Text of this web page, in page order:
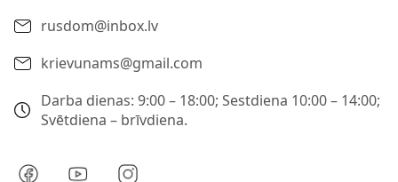
rusdom@inbox.lv
krievunams@gmail.com
Darba dienas: 9:00 – 18:00; Sestdiena 10:00 – 14:00;
Svētdiena – brīvdiena.